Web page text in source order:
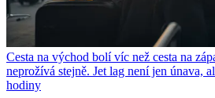
Cesta na východ bolí víc než cesta na
neprožívá stejně. Jet lag není jen únava,
hodiny